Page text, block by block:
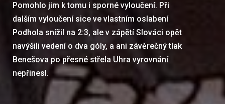
Pomohlo jim k tomu i sporné vyloučení. Při
dalším vyloučení sice ve vlastním oslabení
Podhola snížil na 2:3, ale v zápětí Slováci opět
navýšili vedení o dva góly, a ani závěrečný tlak
Benešova po přesné střela Uhra vyrovnání
nepřinesl.